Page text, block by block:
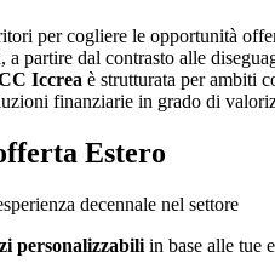
per cogliere le opportunità
a partire dal contrasto alle
Iccrea è strutturata per ambiti
finanziarie in grado di
Estero
decennale nel settore
personalizzabili in base alle tue